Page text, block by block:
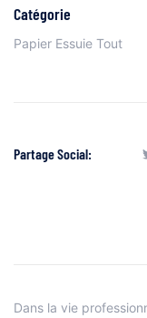
Catégorie
Papier Essuie Tout
Partage Social:
Dans la vie